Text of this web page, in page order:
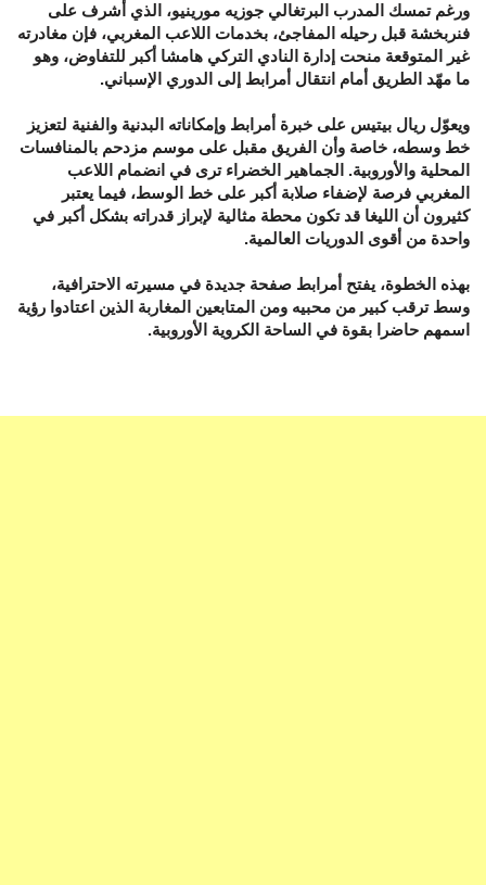
ورغم تمسك المدرب البرتغالي جوزيه مورينيو، الذي أشرف على
فنربخشة قبل رحيله المفاجئ، بخدمات اللاعب المغربي، فإن مغادرته
غير المتوقعة منحت إدارة النادي التركي هامشا أكبر للتفاوض، وهو
ما مهّد الطريق أمام انتقال أمرابط إلى الدوري الإسباني.
ويعوّل ريال بيتيس على خبرة أمرابط وإمكاناته البدنية والفنية لتعزيز
خط وسطه، خاصة وأن الفريق مقبل على موسم مزدحم بالمنافسات
المحلية والأوروبية. الجماهير الخضراء ترى في انضمام اللاعب
المغربي فرصة لإضفاء صلابة أكبر على خط الوسط، فيما يعتبر
كثيرون أن الليغا قد تكون محطة مثالية لإبراز قدراته بشكل أكبر في
واحدة من أقوى الدوريات العالمية.
بهذه الخطوة، يفتح أمرابط صفحة جديدة في مسيرته الاحترافية،
وسط ترقب كبير من محبيه ومن المتابعين المغاربة الذين اعتادوا رؤية
اسمهم حاضرا بقوة في الساحة الكروية الأوروبية.